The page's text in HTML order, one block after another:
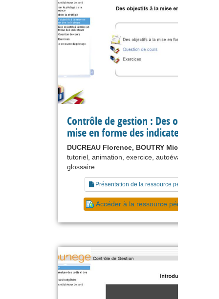
Contrôle de gestion : Des objectifs à
mise en forme des indicateurs
DUCREAU Florence, BOUTRY Michel
tutoriel, animation, exercice, autoévaluation,
glossaire
Présentation de la ressource pédagogique
Accéder à la ressource pédagogique